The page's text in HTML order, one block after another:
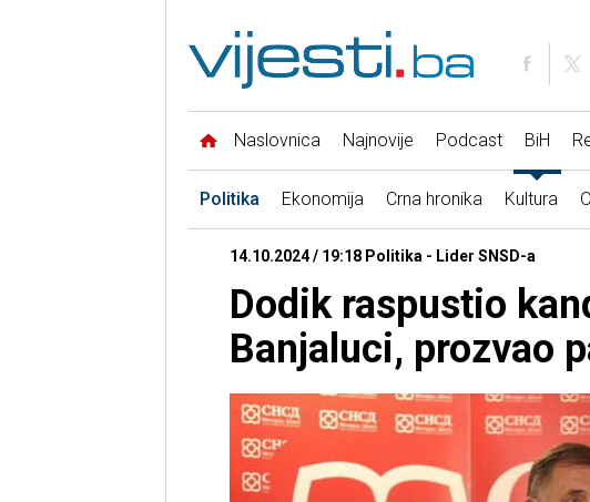
Naslovnica Najnovije Podcast BiH
Politika Ekonomija Crna hronika Kultura
14.10.2024 / 19:18 Politika - Lider SNSD-a
Dodik raspustio
Banjaluci, prozvao